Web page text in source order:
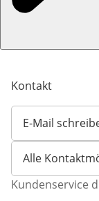
Kontakt
E-Mail
Öffnet E-Mail-
Alle
Kundenservice